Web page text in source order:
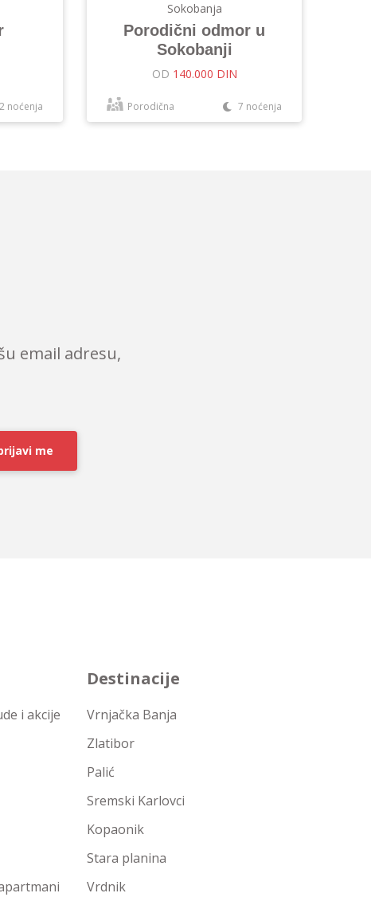
2 noćenja
Sokobanja
Porodični odmor u
Sokobanji
OD 140.000 DIN
Porodična 7 noćenja
email adresu,
me
i akcije
Destinacije
Vrnjačka Banja
Zlatibor
Palić
Sremski Karlovci
Kopaonik
Stara planina
Vrdnik